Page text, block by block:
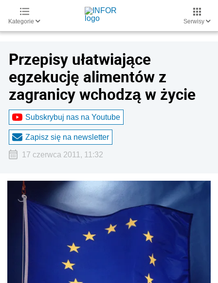
Kategorie Serwisy
Przepisy ułatwiające
egzekucję alimentów z
zagranicy wchodzą w życie
Subskrybuj nas na Youtube
Zapisz się na newsletter
17 czerwca 2011, 11:32